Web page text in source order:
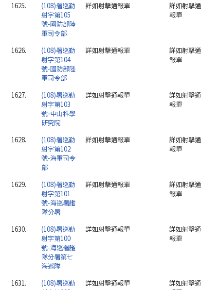
1625.
(108)署巡勤
射字第105
號-國防部陸
軍司令部
詳如射擊通報單
詳如射擊通
報單
1626.
(108)署巡勤
射字第104
號-國防部陸
軍司令部
詳如射擊通報單
詳如射擊通
報單
1627.
(108)署巡勤
射字第103
號-中山科學
研究院
詳如射擊通報單
詳如射擊通
報單
1628.
(108)署巡勤
射字第102
號-海軍司令
部
詳如射擊通報單
詳如射擊通
報單
1629.
(108)署巡勤
射字第101
號-海巡署艦
隊分署
詳如射擊通報單
詳如射擊通
報單
1630.
(108)署巡勤
射字第100
號-海巡署艦
隊分署第七
海巡隊
詳如射擊通報單
詳如射擊通
報單
1631.
(108)署巡勤
詳如射擊通報單
詳如射擊通